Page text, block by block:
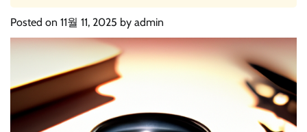
Posted on 11월 11, 2025 by admin